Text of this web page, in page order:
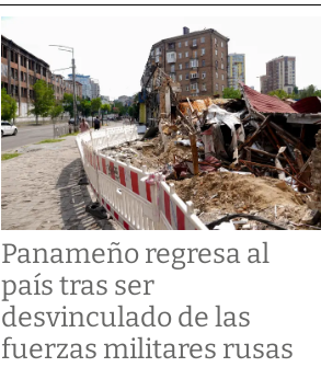
Panameño regresa al
país tras ser
desvinculado de las
fuerzas militares rusas